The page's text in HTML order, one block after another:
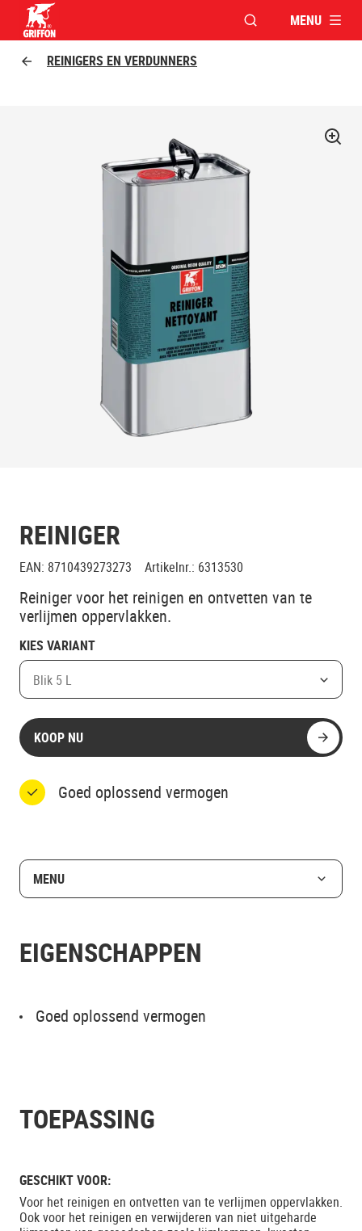
VENSTER OPENEN
MENU
REINIGERS EN VERDUNNERS
REINIGER
EAN: 8710439273273 Artikelnr.: 6313530
Reiniger voor het reinigen en ontvetten van te
verlijmen oppervlakken.
KIES VARIANT
Blik 5 L
KOOP NU
Goed oplossend vermogen
MENU
EIGENSCHAPPEN
Goed oplossend vermogen
TOEPASSING
GESCHIKT VOOR:
Voor het reinigen en ontvetten van te verlijmen oppervlakken.
Ook voor het reinigen en verwijderen van niet uitgeharde